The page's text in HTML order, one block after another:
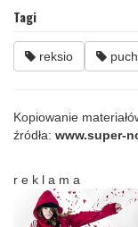
Tagi
reksio
Kopiowanie
źródła: www.super-
r e k l a m a